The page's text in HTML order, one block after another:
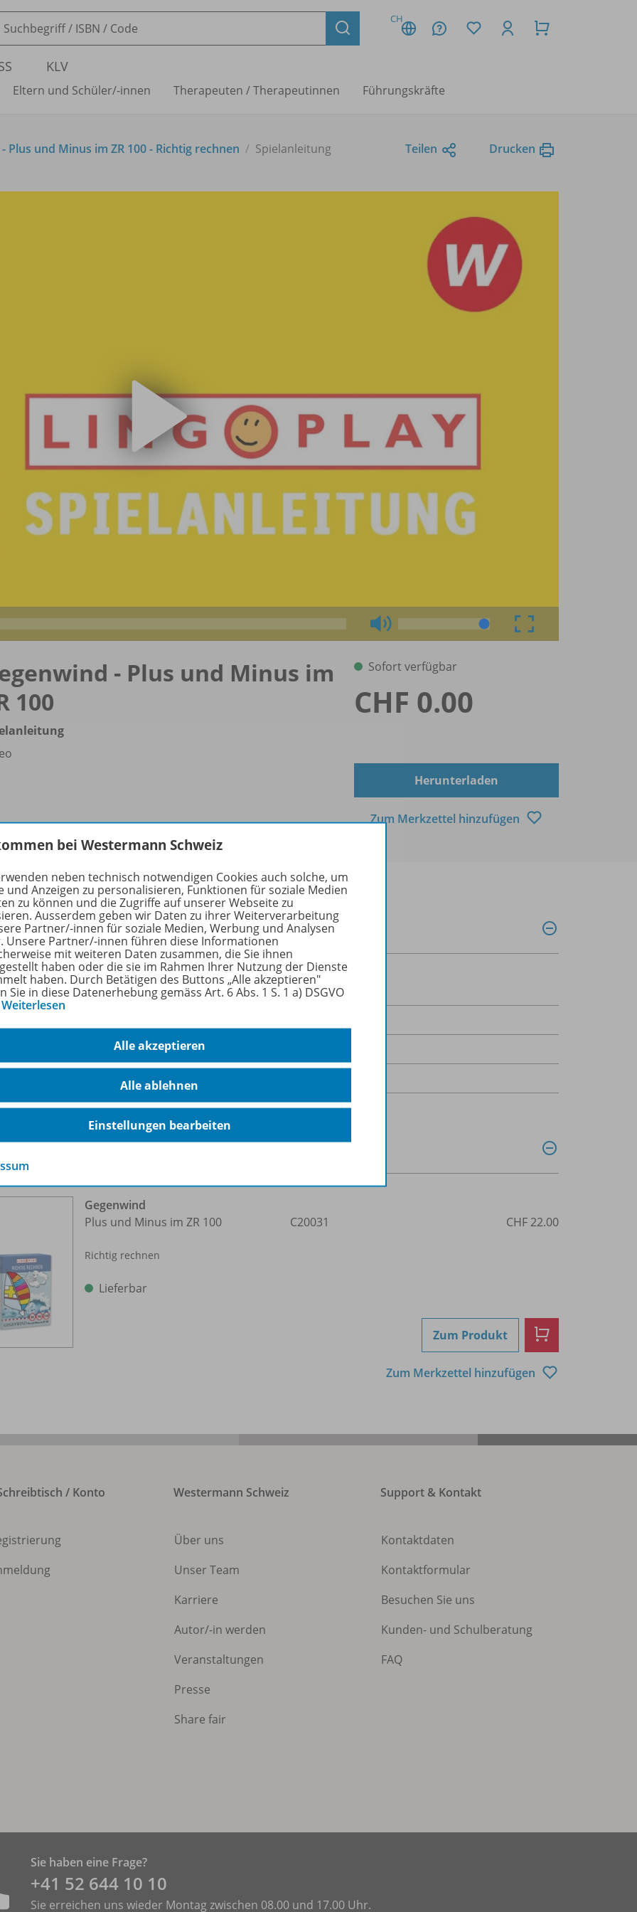
CH
KLV
Eltern und Schüler/-innen Therapeuten /Therapeutinnen Führungskräfte
Plus und Minus im ZR 100 - Richtig rechnen Spielanleitung Teilen Drucken
- Plus und Minus im
100
Sofort verfügbar
CHF 0.00
Herunterladen
Zum Merkzettel hinzufügen
Mathematik, Therapie
7 Jahre bis 10 Jahre
zu folgenden Werken
Gegenwind
Plus und Minus im ZR 100
Richtig rechnen
Lieferbar
C20031 CHF 22.00
Zum Produkt
Zum Merkzettel hinzufügen
/ Konto Westermann Schweiz
Über uns
Unser Team
Karriere
Autor/-in werden
Veranstaltungen
Presse
Share fair
Support & Kontakt
Kontaktdaten
Kontaktformular
Besuchen Sie uns
Kunden- und Schulberatung
FAQ
Sie haben eine Frage?
+41 52 644 10 10
Sie erreichen uns wieder Montag zwischen 08.00 und 17.00 Uhr.
bei Westermann Schweiz
neben technisch notwendigen Cookies auch solche, um
und Anzeigen zu personalisieren, Funktionen für soziale Medien
zu können und die Zugriffe auf unserer Webseite zu
Ausserdem geben wir Daten zu ihrer Weiterverarbeitung
Partner/-innen für soziale Medien, Werbung und Analysen
Unsere Partner/-innen führen diese Informationen
mit weiteren Daten zusammen, die Sie ihnen
haben oder die sie im Rahmen Ihrer Nutzung der Dienste
haben. Durch Betätigen des Buttons „Alle akzeptieren"
Sie in diese Datenerhebung gemäss Art. 6 Abs. 1 S. 1 a) DSGVO
Weiterlesen
Alle akzeptieren
Alle ablehnen
Einstellungen bearbeiten